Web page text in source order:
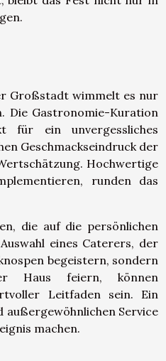
Großstadt wimmelt es nur
Die Gastronomie-Kuration
für ein unvergessliches
Geschmackseindruck der
Hochwertige
runden das
die auf die persönlichen
eines Caterers, der
begeistern, sondern
Haus feiern, können
Leitfaden sein. Ein
außergewöhnlichen Service
machen.